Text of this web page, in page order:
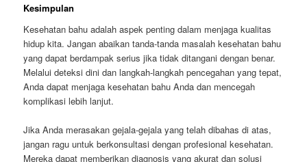
Kesimpulan
Kesehatan bahu adalah aspek penting dalam menjaga kualitas
hidup kita. Jangan abaikan tanda-tanda masalah kesehatan bahu
yang dapat berdampak serius jika tidak ditangani dengan benar.
Melalui deteksi dini dan langkah-langkah pencegahan yang tepat,
Anda dapat menjaga kesehatan bahu Anda dan mencegah
komplikasi lebih lanjut.
Jika Anda merasakan gejala-gejala yang telah dibahas di atas,
jangan ragu untuk berkonsultasi dengan profesional kesehatan.
Mereka dapat memberikan diagnosis yang akurat dan solusi